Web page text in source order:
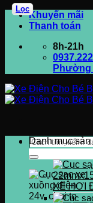
Bỏ
qua
dung
Khuyến mãi
Thanh toán
8h-21h
Phường
Tìm
kiếm:
Danh mục sản
XE HƠI
Lọc